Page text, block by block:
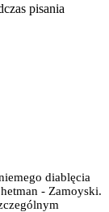
pisania
diablęcia
- Zamoyski.